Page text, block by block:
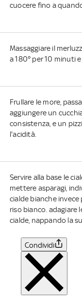
cuocere fino a
Massaggiare il
a 180° per 10 minuti
Frullare le more,
aggiungere un
consistenza, e un
l'acidità.
Servire alla base le
mettere asparagi,
cialde bianche
riso bianco. adagiare
cialde, nappando la
Condividi